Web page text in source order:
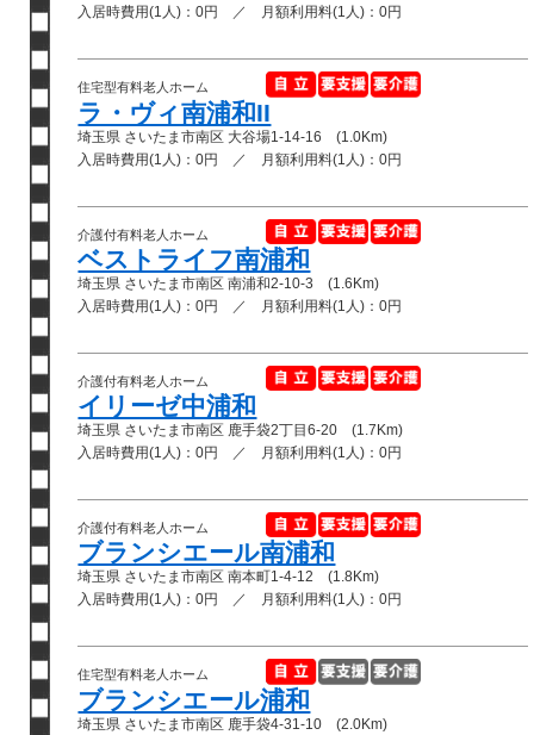
入居時費用(1人)：0円 ／ 月額利用料(1人)：0円
住宅型有料老人ホーム
ラ・ヴィ南浦和II
埼玉県 さいたま市南区 大谷場1-14-16 (1.0Km)
入居時費用(1人)：0円 ／ 月額利用料(1人)：0円
介護付有料老人ホーム
ベストライフ南浦和
埼玉県 さいたま市南区 南浦和2-10-3 (1.6Km)
入居時費用(1人)：0円 ／ 月額利用料(1人)：0円
介護付有料老人ホーム
イリーゼ中浦和
埼玉県 さいたま市南区 鹿手袋2丁目6-20 (1.7Km)
入居時費用(1人)：0円 ／ 月額利用料(1人)：0円
介護付有料老人ホーム
ブランシエール南浦和
埼玉県 さいたま市南区 南本町1-4-12 (1.8Km)
入居時費用(1人)：0円 ／ 月額利用料(1人)：0円
住宅型有料老人ホーム
ブランシエール浦和
埼玉県 さいたま市南区 鹿手袋4-31-10 (2.0Km)